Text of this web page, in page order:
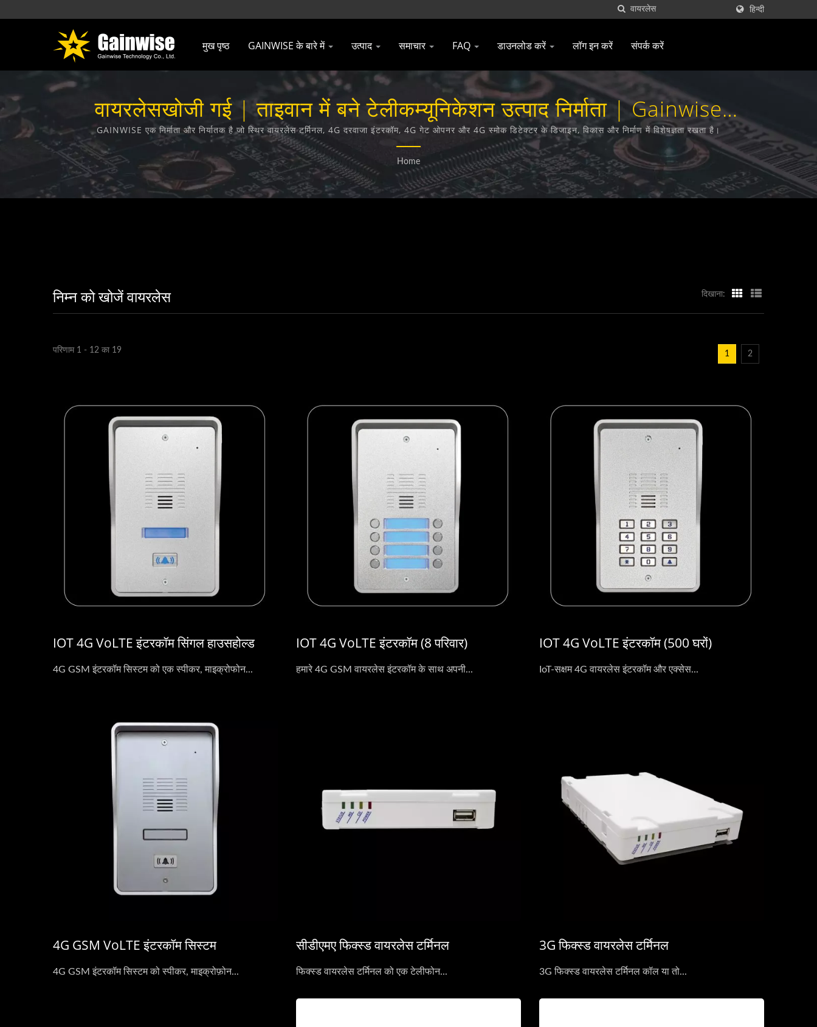
हिन्दी
मुख पृष्ठ GAINWISE के बारे में उत्पाद समाचार FAQ डाउनलोड करें लॉग इन करें संपर्क करें
वायरलेसखोजी गई | ताइवान में बने टेलीकम्यूनिकेशन उत्पाद निर्माता | Gainwise
Technology Co., Ltd.
GAINWISE एक निर्माता और निर्यातक है जो स्थिर वायरलेस टर्मिनल, 4G दरवाजा इंटरकॉम, 4G गेट ओपनर और 4G स्मोक डिटेक्टर के डिजाइन, विकास और निर्माण में विशेषज्ञता रखता है।
Home
निम्न को खोजें वायरलेस दिखाना:
परिणाम 1 - 12 का 19 1 2
IOT 4G VoLTE इंटरकॉम सिंगल हाउसहोल्ड
4G GSM इंटरकॉम सिस्टम को एक स्पीकर, माइक्रोफोन...
IOT 4G VoLTE इंटरकॉम (8 परिवार)
हमारे 4G GSM वायरलेस इंटरकॉम के साथ अपनी...
IOT 4G VoLTE इंटरकॉम (500 घरों)
IoT-सक्षम 4G वायरलेस इंटरकॉम और एक्सेस...
4G GSM VoLTE इंटरकॉम सिस्टम
4G GSM इंटरकॉम सिस्टम को स्पीकर, माइक्रोफ़ोन...
सीडीएमए फिक्स्ड वायरलेस टर्मिनल
फिक्स्ड वायरलेस टर्मिनल को एक टेलीफोन...
3G फिक्स्ड वायरलेस टर्मिनल
3G फिक्स्ड वायरलेस टर्मिनल कॉल या तो...